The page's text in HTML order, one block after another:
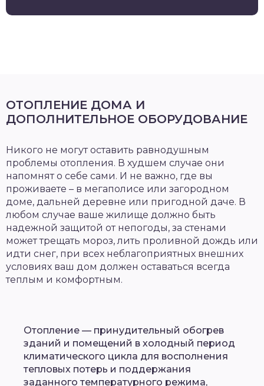
ОТОПЛЕНИЕ ДОМА И
ДОПОЛНИТЕЛЬНОЕ ОБОРУДОВАНИЕ
Никого не могут оставить равнодушным
проблемы отопления. В худшем случае они
напомнят о себе сами. И не важно, где вы
проживаете – в мегаполисе или загородном
доме, дальней деревне или пригодной даче. В
любом случае ваше жилище должно быть
надежной защитой от непогоды, за стенами
может трещать мороз, лить проливной дождь или
идти снег, при всех неблагоприятных внешних
условиях ваш дом должен оставаться всегда
теплым и комфортным.
Отопление — принудительный обогрев
зданий и помещений в холодный период
климатического цикла для восполнения
тепловых потерь и поддержания
заданного температурного режима,